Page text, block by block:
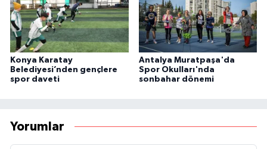
Konya Karatay
Belediyesi’nden gençlere
spor daveti
Antalya Muratpaşa'da
Spor Okulları'nda
sonbahar dönemi
Yorumlar